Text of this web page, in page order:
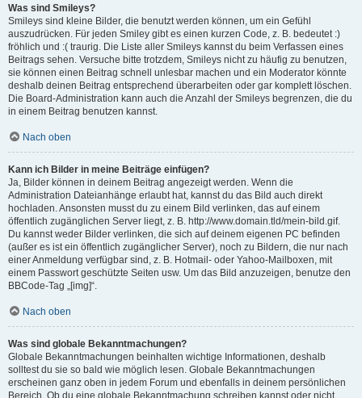
Was sind Smileys?
Smileys sind kleine Bilder, die benutzt werden können, um ein Gefühl
auszudrücken. Für jeden Smiley gibt es einen kurzen Code, z. B. bedeutet :)
fröhlich und :( traurig. Die Liste aller Smileys kannst du beim Verfassen eines
Beitrags sehen. Versuche bitte trotzdem, Smileys nicht zu häufig zu benutzen,
sie können einen Beitrag schnell unlesbar machen und ein Moderator könnte
deshalb deinen Beitrag entsprechend überarbeiten oder gar komplett löschen.
Die Board-Administration kann auch die Anzahl der Smileys begrenzen, die du
in einem Beitrag benutzen kannst.
Nach oben
Kann ich Bilder in meine Beiträge einfügen?
Ja, Bilder können in deinem Beitrag angezeigt werden. Wenn die
Administration Dateianhänge erlaubt hat, kannst du das Bild auch direkt
hochladen. Ansonsten musst du zu einem Bild verlinken, das auf einem
öffentlich zugänglichen Server liegt, z. B. http://www.domain.tld/mein-bild.gif.
Du kannst weder Bilder verlinken, die sich auf deinem eigenen PC befinden
(außer es ist ein öffentlich zugänglicher Server), noch zu Bildern, die nur nach
einer Anmeldung verfügbar sind, z. B. Hotmail- oder Yahoo-Mailboxen, mit
einem Passwort geschützte Seiten usw. Um das Bild anzuzeigen, benutze den
BBCode-Tag „[img]“.
Nach oben
Was sind globale Bekanntmachungen?
Globale Bekanntmachungen beinhalten wichtige Informationen, deshalb
solltest du sie so bald wie möglich lesen. Globale Bekanntmachungen
erscheinen ganz oben in jedem Forum und ebenfalls in deinem persönlichen
Bereich. Ob du eine globale Bekanntmachung schreiben kannst oder nicht,